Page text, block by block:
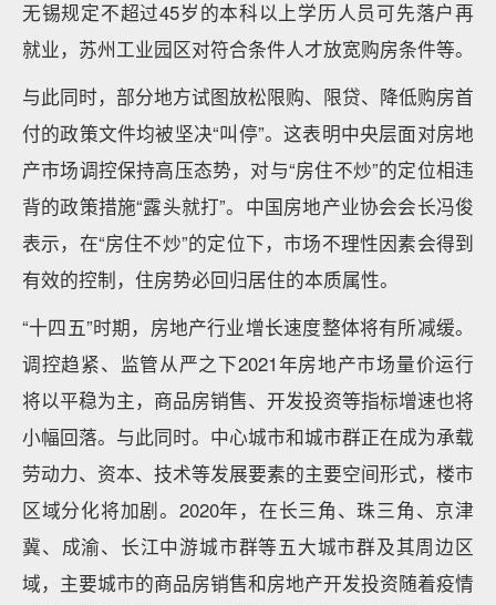
无锡规定不超过45岁的本科以上学历人员可先落户再
就业，苏州工业园区对符合条件人才放宽购房条件等。
与此同时，部分地方试图放松限购、限贷、降低购房首
付的政策文件均被坚决“叫停”。这表明中央层面对房地
产市场调控保持高压态势，对与“房住不炒”的定位相违
背的政策措施“露头就打”。中国房地产业协会会长冯俊
表示，在“房住不炒”的定位下，市场不理性因素会得到
有效的控制，住房势必回归居住的本质属性。
“十四五”时期，房地产行业增长速度整体将有所减缓。
调控趋紧、监管从严之下2021年房地产市场量价运行
将以平稳为主，商品房销售、开发投资等指标增速也将
小幅回落。与此同时。中心城市和城市群正在成为承载
劳动力、资本、技术等发展要素的主要空间形式，楼市
区域分化将加剧。2020年，在长三角、珠三角、京津
冀、成渝、长江中游城市群等五大城市群及其周边区
域，主要城市的商品房销售和房地产开发投资随着疫情